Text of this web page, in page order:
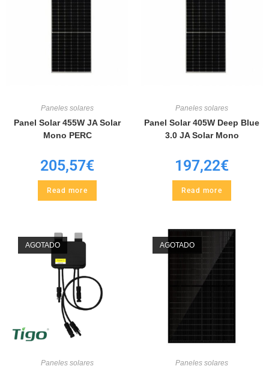
Paneles solares
Panel Solar 455W JA Solar
Mono PERC
205,57€
Read more
Paneles solares
Panel Solar 405W Deep Blue
3.0 JA Solar Mono
197,22€
Read more
AGOTADO
Paneles solares
AGOTADO
Paneles solares